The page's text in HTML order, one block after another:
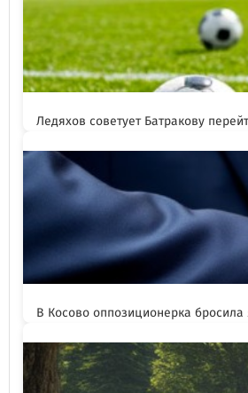
Ледяхов советует Батракову
В Косово оппозиционерка